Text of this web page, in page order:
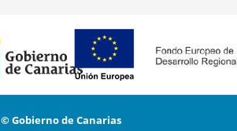
© Gobierno de Canarias